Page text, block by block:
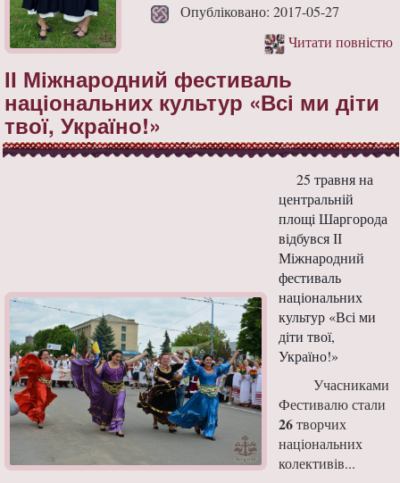
Опубліковано: 2017-05-27
Читати повністю
ІІ Міжнародний фестиваль
національних культур «Всі ми діти
твої, Україно!»
25 травня на
центральній
площі Шаргорода
відбувся ІІ
Міжнародний
фестиваль
національних
культур «Всі ми
діти твої,
Україно!»
Учасниками
Фестивалю стали
26творчих
національних
колективів...